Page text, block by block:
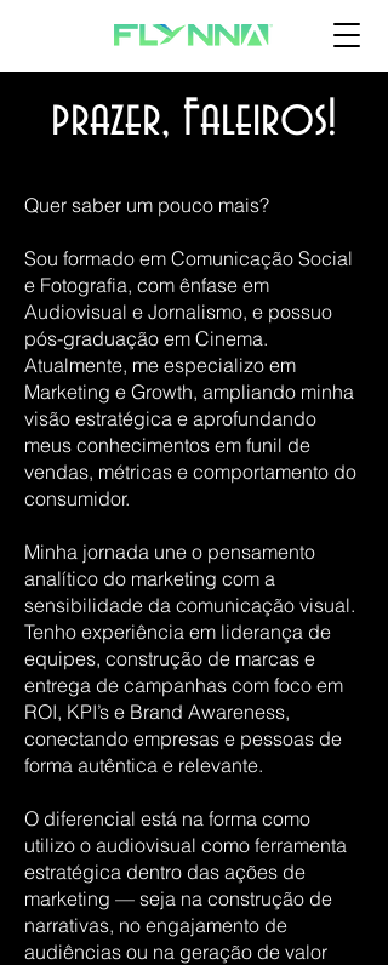
prazer, Faleiros!
Quer saber um pouco mais?
Sou formado em Comunicação Social
e Fotografia, com ênfase em
Audiovisual e Jornalismo, e possuo
pós-graduação em Cinema.
Atualmente, me especializo em
Marketing e Growth, ampliando minha
visão estratégica e aprofundando
meus conhecimentos em funil de
vendas, métricas e comportamento do
consumidor.
Minha jornada une o pensamento
analítico do marketing com a
sensibilidade da comunicação visual.
Tenho experiência em liderança de
equipes, construção de marcas e
entrega de campanhas com foco em
ROI, KPI’s e Brand Awareness,
conectando empresas e pessoas de
forma autêntica e relevante.
O diferencial está na forma como
utilizo o audiovisual como ferramenta
estratégica dentro das ações de
marketing — seja na construção de
narrativas, no engajamento de
audiências ou na geração de valor